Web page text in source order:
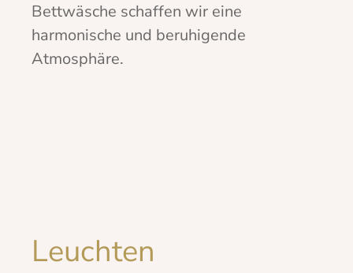
Bettwäsche schaffen wir eine
harmonische und beruhigende
Atmosphäre.
Leuchten